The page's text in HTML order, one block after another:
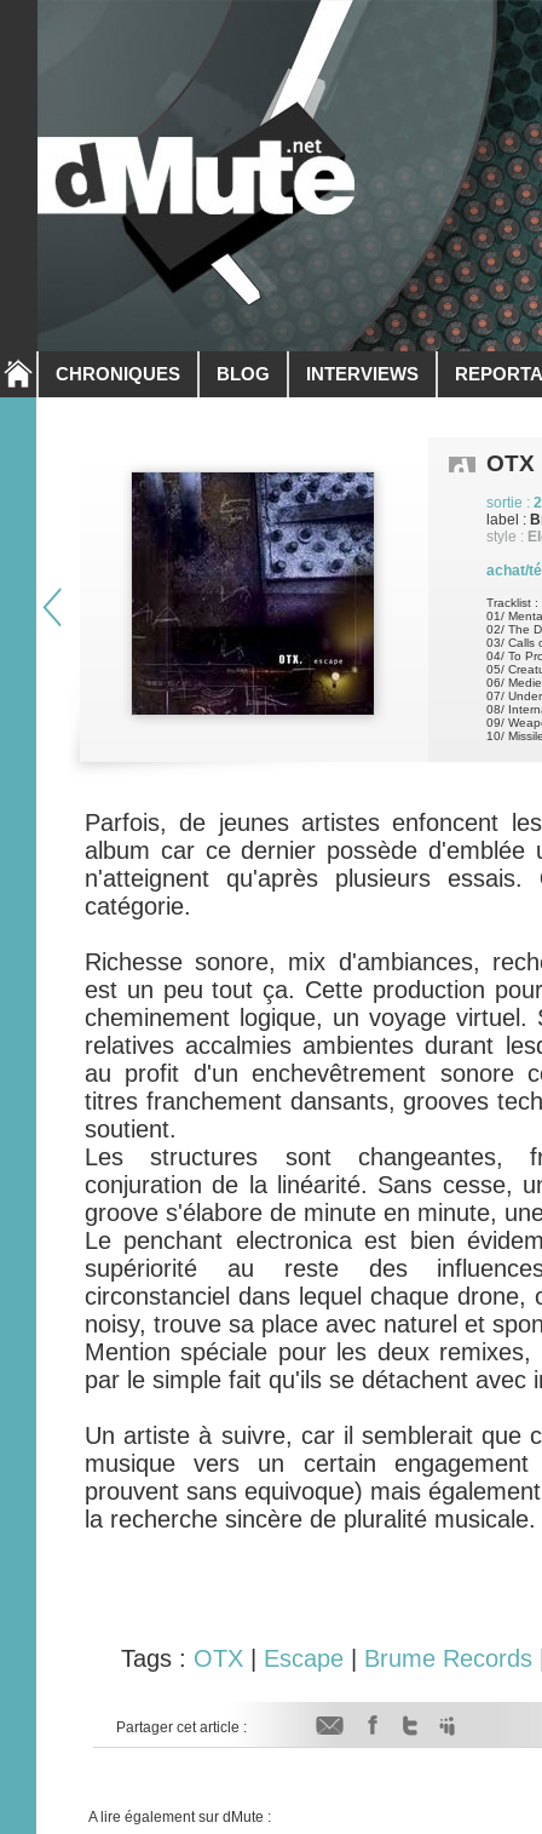
CHRONIQUES BLOG INTERVIEWS
OTX
sortie :
label :
style :
achat/
Tracklist :
01/
02/ The
03/ Calls
04/ To
05/
06/
07/
08/
09/
10/
Parfois, de jeunes artistes enfoncent
album car ce dernier possède d'emblée
n'atteignent qu'après plusieurs essais.
catégorie.
Richesse sonore, mix d'ambiances,
est un peu tout ça. Cette production
cheminement logique, un voyage
relatives accalmies ambientes durant
au profit d'un enchevêtrement sonore
titres franchement dansants, grooves
soutient.
Les structures sont changeantes,
conjuration de la linéarité. Sans cesse,
groove s'élabore de minute en minute,
Le penchant electronica est bien
supériorité au reste des
circonstanciel dans lequel chaque drone,
noisy, trouve sa place avec naturel et
Mention spéciale pour les deux
par le simple fait qu'ils se détachent avec
Un artiste à suivre, car il semblerait que
musique vers un certain
prouvent sans equivoque) mais
la recherche sincère de pluralité musicale.
Tags : OTX| Escape| Brume Records
Partager cet article :
A lire également sur dMute :